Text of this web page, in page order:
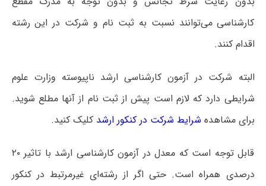
کارشناسی می‌توانند نسبت به ثبت نام و شرکت در این رشته
اقدام کنند.
البته شرکت در آزمون کارشناسی ارشد ناپیوسته وزارت علوم
شرایطی دارد که لازم است پیش از ثبت نام از آنها مطلع شوید.
برای مشاهده شرایط شرکت در کنکور ارشد کلیک کنید.
قابل توجه است که معدل در آزمون کارشناسی ارشد با تاثیر ۲۰
درصدی همراه است. حتی اگر از رشته‌ای غیرمرتبط در کنکور